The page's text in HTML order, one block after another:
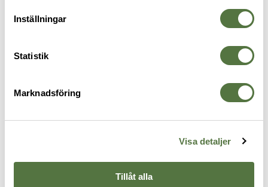
Inställningar
Statistik
Marknadsföring
Visa detaljer
Tillåt alla
KYLBOXAR